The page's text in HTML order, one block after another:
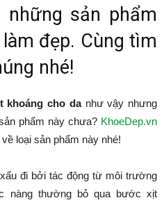
sản phẩm
đẹp. Cùng tìm
nhé!
khoáng cho danhư vậy nhưng
phẩm này chưa? KhoeDep.vn
loại sản phẩm này nhé!
đi bởi tác động từ môi trường
nàng thường bỏ qua bước xịt